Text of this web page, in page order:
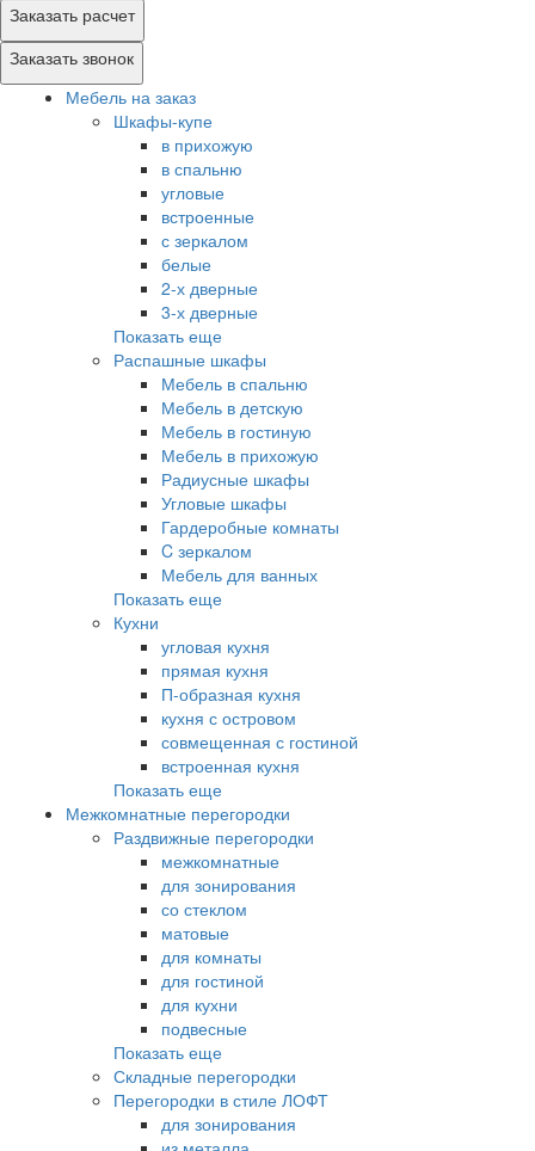
Заказать расчет
Заказать звонок
Мебель на заказ
Шкафы-купе
в прихожую
в спальню
угловые
встроенные
с зеркалом
белые
2-х дверные
3-х дверные
Показать еще
Распашные шкафы
Мебель в спальню
Мебель в детскую
Мебель в гостиную
Мебель в прихожую
Радиусные шкафы
Угловые шкафы
Гардеробные комнаты
C зеркалом
Мебель для ванных
Показать еще
Кухни
угловая кухня
прямая кухня
П-образная кухня
кухня с островом
совмещенная с гостиной
встроенная кухня
Показать еще
Межкомнатные перегородки
Раздвижные перегородки
межкомнатные
для зонирования
со стеклом
матовые
для комнаты
для гостиной
для кухни
подвесные
Показать еще
Складные перегородки
Перегородки в стиле ЛОФТ
для зонирования